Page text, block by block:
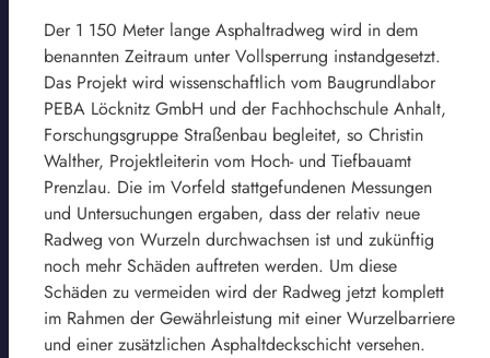
Der 1 150 Meter lange Asphaltradweg wird in dem
benannten Zeitraum unter Vollsperrung instandgesetzt.
Das Projekt wird wissenschaftlich vom Baugrundlabor
PEBA Löcknitz GmbH und der Fachhochschule Anhalt,
Forschungsgruppe Straßenbau begleitet, so Christin
Walther, Projektleiterin vom Hoch- und Tiefbauamt
Prenzlau. Die im Vorfeld stattgefundenen Messungen
und Untersuchungen ergaben, dass der relativ neue
Radweg von Wurzeln durchwachsen ist und zukünftig
noch mehr Schäden auftreten werden. Um diese
Schäden zu vermeiden wird der Radweg jetzt komplett
im Rahmen der Gewährleistung mit einer Wurzelbarriere
und einer zusätzlichen Asphaltdeckschicht versehen.